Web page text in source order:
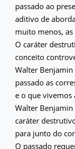
passado ao
aditivo de
muito menos,
O caráter
conceito
Walter
passado as
e o que vivemos
Walter
caráter
para junto do
O passado